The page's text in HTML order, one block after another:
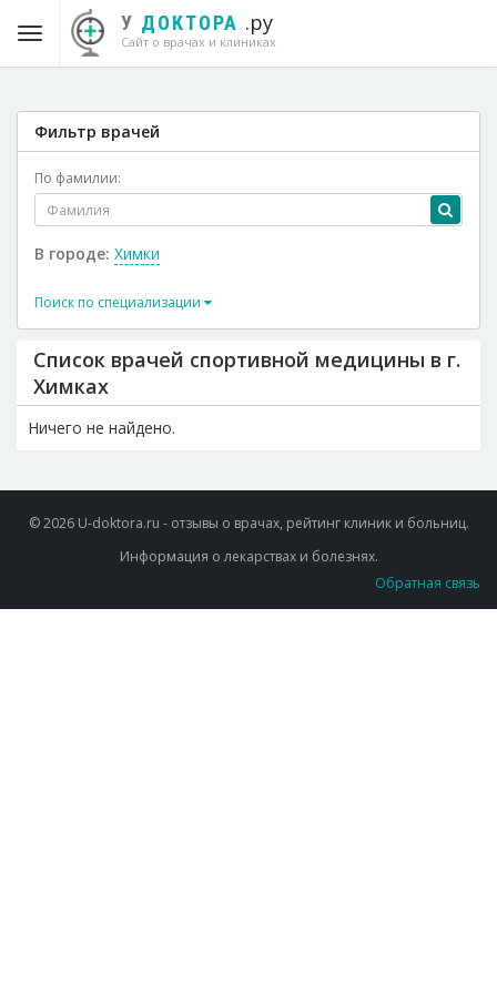
У ДОКТОРА .ру
Сайт о врачах и клиниках
Фильтр врачей
По фамилии:
В городе: Химки
Поиск по специализации
Список врачей спортивной медицины в г.
Химках
Ничего не найдено.
© 2026 U-doktora.ru - отзывы о врачах, рейтинг клиник и больниц.
Информация о лекарствах и болезнях.
Обратная связь